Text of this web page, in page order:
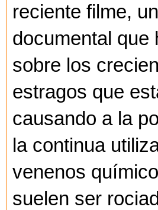
reciente filme, un
documental que
sobre los
estragos que
causando a la
la continua
venenos
suelen ser